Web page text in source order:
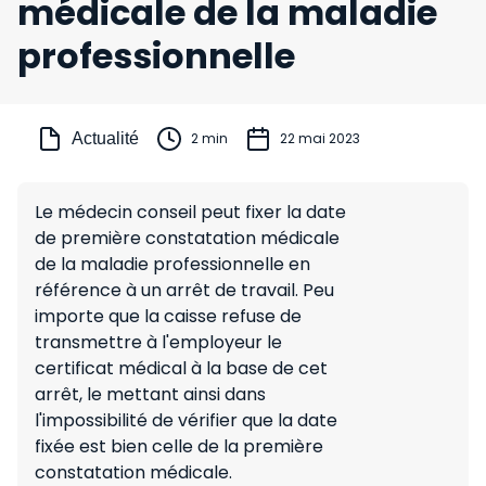
médicale de la maladie
professionnelle
Actualité 2 min 22 mai 2023
Le médecin conseil peut fixer la date
de première constatation médicale
de la maladie professionnelle en
référence à un arrêt de travail. Peu
importe que la caisse refuse de
transmettre à l'employeur le
certificat médical à la base de cet
arrêt, le mettant ainsi dans
l'impossibilité de vérifier que la date
fixée est bien celle de la première
constatation médicale.